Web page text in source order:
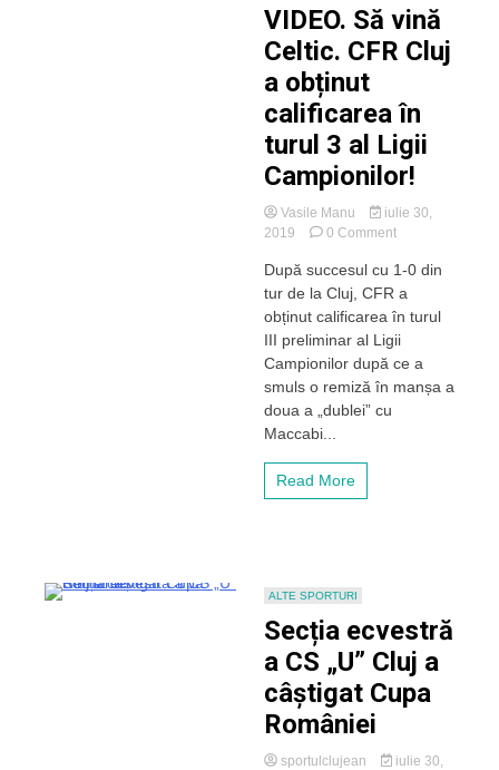
VIDEO. Să vină
Celtic. CFR Cluj
a obținut
calificarea în
turul 3 al Ligii
Campionilor!
Vasile Manu
iulie 30,
2019
0 Commenton
Să
vină
Celtic.
CFR
a
obținut
După succesul cu 1-0 din
tur de la Cluj, CFR a
obținut calificarea în turul
III preliminar al Ligii
Campionilor după ce a
smuls o remiză în manșa a
doua a „dublei” cu
Maccabi...
Read More
ALTE SPORTURI
Secția ecvestră
a CS „U” Cluj a
câștigat Cupa
României
sportulclujean
iulie 30,